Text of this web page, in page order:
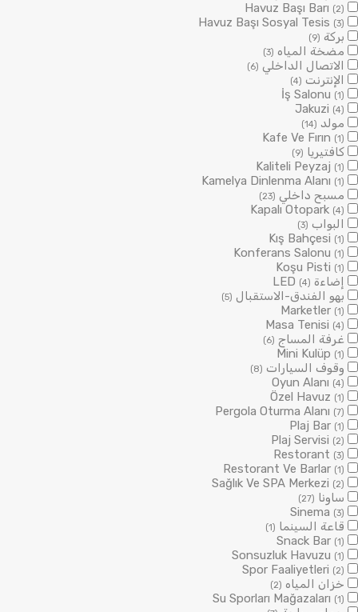
Havuz Başı Barı (2)
Havuz Başı Sosyal Tesis (3)
بركة (9)
مضخة المياه (3)
الاتصال الداخلي (6)
الإنترنت (4)
İş Salonu (1)
Jakuzi (4)
مولد (14)
Kafe Ve Fırın (1)
كافتيريا (9)
Kaliteli Peyzaj (1)
Kamelya Dinlenma Alanı (1)
مسبح داخلي (23)
Kapalı Otopark (4)
البواب (3)
Kış Bahçesi (1)
Konferans Salonu (1)
Koşu Pisti (1)
إضاءة LED (4)
بهو الفندق-الاستقبال (5)
Marketler (1)
Masa Tenisi (4)
غرفة المساج (6)
Mini Kulüp (1)
وقوف السيارات (8)
Oyun Alanı (4)
Özel Havuz (1)
Pergola Oturma Alanı (7)
Plaj Bar (1)
Plaj Servisi (2)
Restorant (3)
Restorant Ve Barlar (1)
Sağlık Ve SPA Merkezi (2)
ساونا (27)
Sinema (3)
قاعة السينما (1)
Snack Bar (1)
Sonsuzluk Havuzu (1)
Spor Faaliyetleri (2)
خزان المياه (2)
Su Sporları Mağazaları (1)